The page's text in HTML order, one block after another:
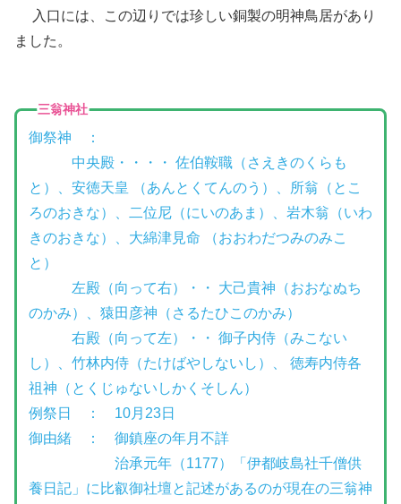
入口には、この辺りでは珍しい銅製の明神鳥居があり
ました。
三翁神社
御祭神 ：
中央殿・・・・ 佐伯鞍職（さえきのくらも
と）、安徳天皇 （あんとくてんのう）、所翁（とこ
ろのおきな）、二位尼（にいのあま）、岩木翁（いわ
きのおきな）、大綿津見命 （おおわだつみのみこ
と）
左殿（向って右）・・ 大己貴神（おおなぬち
のかみ）、猿田彦神（さるたひこのかみ）
右殿（向って左）・・ 御子内侍（みこない
し）、竹林内侍（たけばやしないし）、 徳寿内侍各
祖神（とくじゅないしかくそしん）
例祭日 ： 10月23日
御由緒 ： 御鎮座の年月不詳
治承元年（1177）「伊都岐島社千僧供
養日記」に比叡御社壇と記述があるのが現在の三翁神